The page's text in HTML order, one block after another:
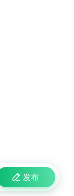
发布